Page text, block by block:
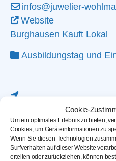
Cookie-
Um ein optimales Erlebnis zu bieten,
Cookies, um Geräteinformationen zu
Wenn Sie diesen Technologien
Surfverhalten auf dieser Website
erteilen oder zurückziehen, können
infos@juwelier-
Website
Burghausen Kauft Lokal
Ausbildungstag und